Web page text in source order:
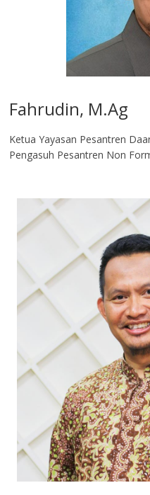
Fahrudin, M.Ag​
Ketua Yayasan Pesantren
Pengasuh Pesantren Non